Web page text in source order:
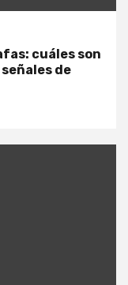
cuáles son
de